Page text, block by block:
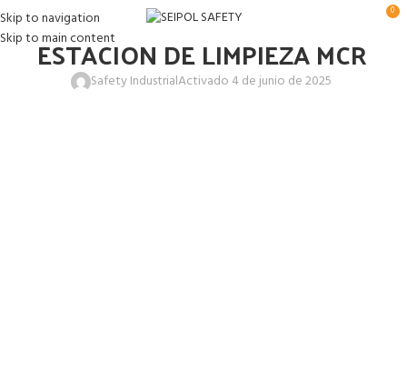
Skip to navigation
Skip to main content
0
ESTACION DE LIMPIEZA MCR
Safety IndustrialActivado 4 de junio de 2025